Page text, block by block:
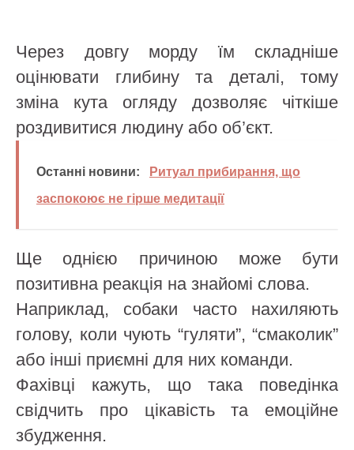
Через довгу морду їм складніше
оцінювати глибину та деталі, тому
зміна кута огляду дозволяє чіткіше
роздивитися людину або об’єкт.
Останні новини:
Ритуал прибирання, що
заспокоює не гірше медитації
Ще однією причиною може бути
позитивна реакція на знайомі слова.
Наприклад, собаки часто нахиляють
голову, коли чують “гуляти”, “смаколик”
або інші приємні для них команди.
Фахівці кажуть, що така поведінка
свідчить про цікавість та емоційне
збудження.